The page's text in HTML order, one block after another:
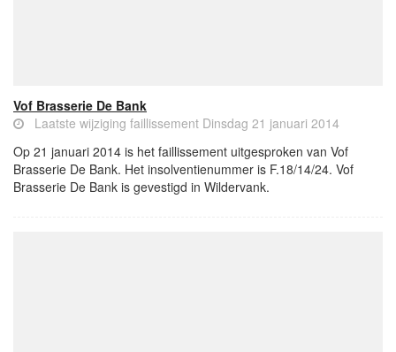
Vof Brasserie De Bank
Laatste wijziging faillissement Dinsdag 21 januari 2014
Op 21 januari 2014 is het faillissement uitgesproken van Vof
Brasserie De Bank. Het insolventienummer is F.18/14/24. Vof
Brasserie De Bank is gevestigd in Wildervank.